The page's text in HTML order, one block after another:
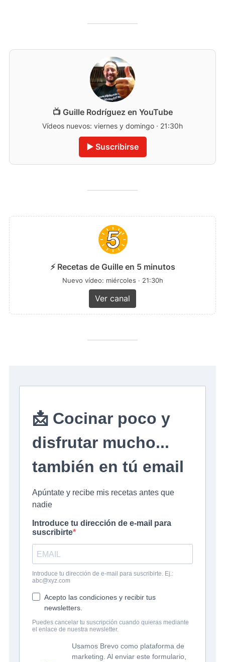
📺 Guille Rodríguez en YouTube
Vídeos nuevos: viernes y domingo · 21:30h
▶️ Suscribirse
⚡ Recetas de Guille en 5 minutos
Nuevo vídeo: miércoles · 21:30h
Ver canal